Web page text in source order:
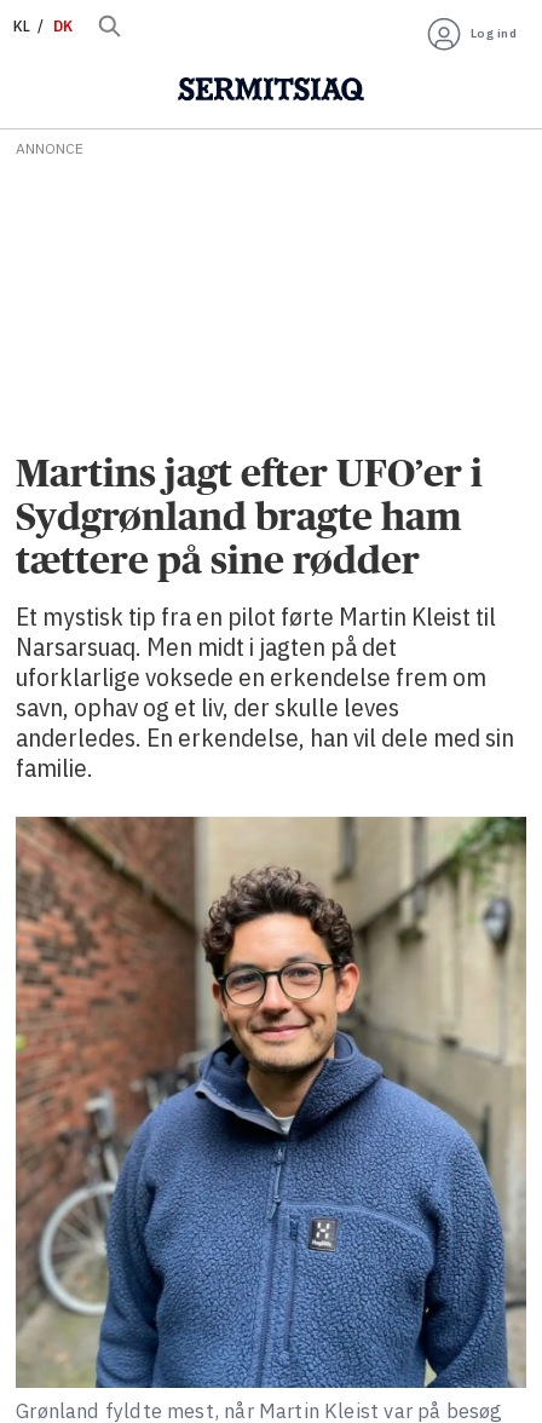
KL DK Log ind
ANNONCE
Martins jagt efter UFO’er i
Sydgrønland bragte ham
tættere på sine rødder
Et mystisk tip fra en pilot førte Martin Kleist til
Narsarsuaq. Men midt i jagten på det
uforklarlige voksede en erkendelse frem om
savn, ophav og et liv, der skulle leves
anderledes. En erkendelse, han vil dele med sin
familie.
Grønland fyldte mest, når Martin Kleist var på besøg